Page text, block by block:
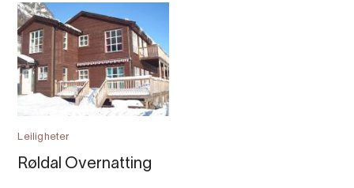
Leiligheter
Røldal Overnatting